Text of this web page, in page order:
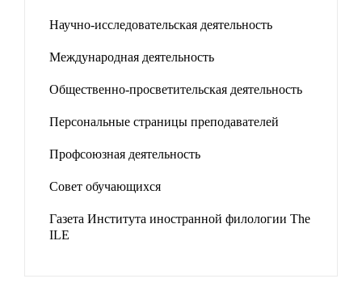
Научно-исследовательская деятельность
Международная деятельность
Общественно-просветительская деятельность
Персональные страницы преподавателей
Профсоюзная деятельность
Совет обучающихся
Газета Института иностранной филологии The
ILE